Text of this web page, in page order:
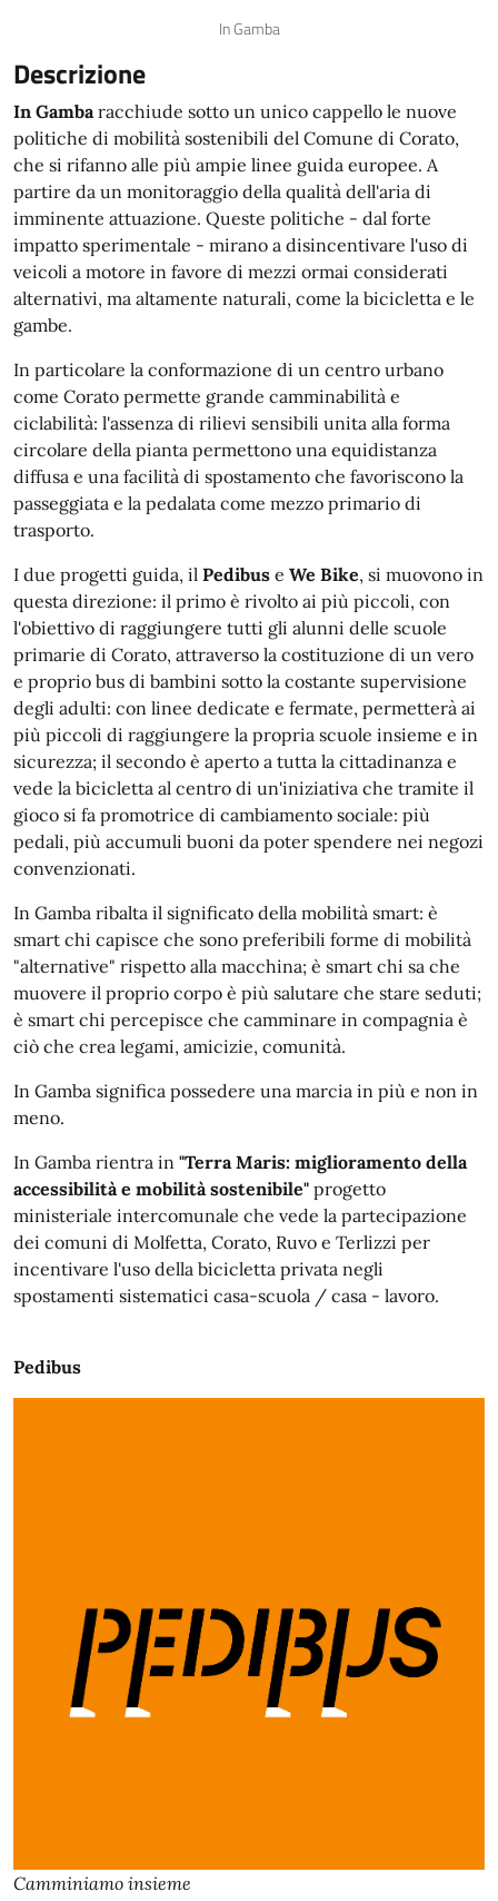
In Gamba
Descrizione
In Gambaracchiude sotto un unico cappello le nuove
politiche di mobilità sostenibili del Comune di Corato,
che si rifanno alle più ampie linee guida europee. A
partire da un monitoraggio della qualità dell'aria di
imminente attuazione. Queste politiche - dal forte
impatto sperimentale - mirano a disincentivare l'uso di
veicoli a motore in favore di mezzi ormai considerati
alternativi, ma altamente naturali, come la bicicletta e le
gambe.
In particolare la conformazione di un centro urbano
come Corato permette grande camminabilità e
ciclabilità: l'assenza di rilievi sensibili unita alla forma
circolare della pianta permettono una equidistanza
diffusa e una facilità di spostamento che favoriscono la
passeggiata e la pedalata come mezzo primario di
trasporto.
I due progetti guida, il Pedibus e We Bike, si muovono in
questa direzione: il primo è rivolto ai più piccoli, con
l'obiettivo di raggiungere tutti gli alunni delle scuole
primarie di Corato, attraverso la costituzione di un vero
e proprio bus di bambini sotto la costante supervisione
degli adulti: con linee dedicate e fermate, permetterà ai
più piccoli di raggiungere la propria scuole insieme e in
sicurezza; il secondo è aperto a tutta la cittadinanza e
vede la bicicletta al centro di un'iniziativa che tramite il
gioco si fa promotrice di cambiamento sociale: più
pedali, più accumuli buoni da poter spendere nei negozi
convenzionati.
In Gamba ribalta il significato della mobilità smart: è
smart chi capisce che sono preferibili forme di mobilità
"alternative" rispetto alla macchina; è smart chi sa che
muovere il proprio corpo è più salutare che stare seduti;
è smart chi percepisce che camminare in compagnia è
ciò che crea legami, amicizie, comunità.
In Gamba significa possedere una marcia in più e non in
meno.
In Gamba rientra in "Terra Maris: miglioramento della
accessibilità e mobilità sostenibile" progetto
ministeriale intercomunale che vede la partecipazione
dei comuni di Molfetta, Corato, Ruvo e Terlizzi per
incentivare l'uso della bicicletta privata negli
spostamenti sistematici casa-scuola / casa - lavoro.
Pedibus
Camminiamo insieme